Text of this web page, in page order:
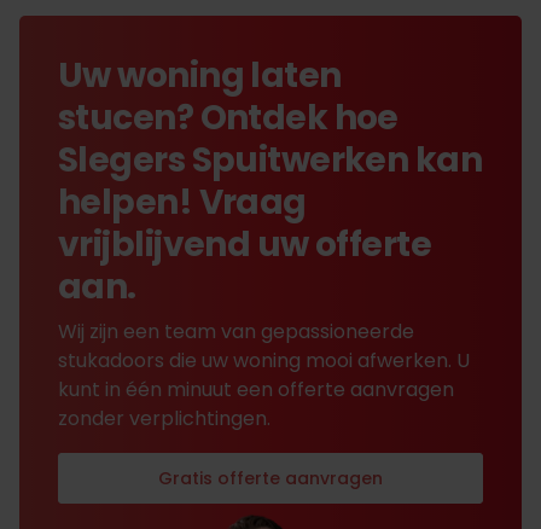
Uw woning laten
stucen? Ontdek hoe
Slegers Spuitwerken kan
helpen! Vraag
vrijblijvend uw offerte
aan.
Wij zijn een team van gepassioneerde
stukadoors die uw woning mooi afwerken. U
kunt in één minuut een offerte aanvragen
zonder verplichtingen.
Gratis offerte aanvragen